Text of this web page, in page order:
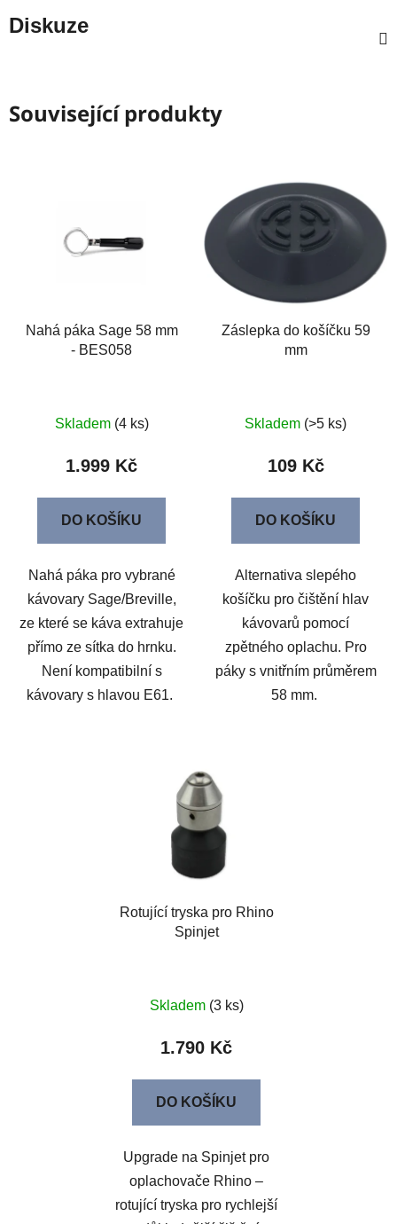
Diskuze
Související produkty
Nahá páka Sage 58 mm
- BES058
Skladem (4 ks)
1.999 Kč
DO KOŠÍKU
Nahá páka pro vybrané
kávovary Sage/Breville,
ze které se káva extrahuje
přímo ze sítka do hrnku.
Není kompatibilní s
kávovary s hlavou E61.
Záslepka do košíčku 59
mm
Skladem (>5 ks)
109 Kč
DO KOŠÍKU
Alternativa slepého
košíčku pro čištění hlav
kávovarů pomocí
zpětného oplachu. Pro
páky s vnitřním průměrem
58 mm.
Rotující tryska pro Rhino
Spinjet
Skladem (3 ks)
1.790 Kč
DO KOŠÍKU
Upgrade na Spinjet pro
oplachovače Rhino –
rotující tryska pro rychlejší